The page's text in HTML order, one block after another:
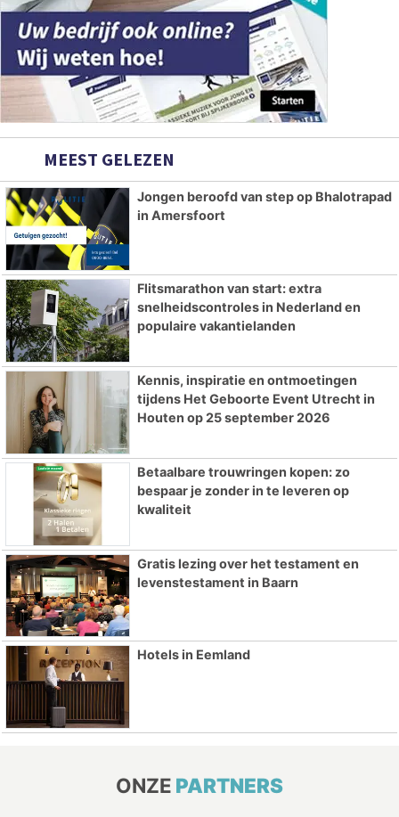
MEEST GELEZEN
Jongen beroofd van step op Bhalotrapad
in Amersfoort
Flitsmarathon van start: extra
snelheidscontroles in Nederland en
populaire vakantielanden
Kennis, inspiratie en ontmoetingen
tijdens Het Geboorte Event Utrecht in
Houten op 25 september 2026
Betaalbare trouwringen kopen: zo
bespaar je zonder in te leveren op
kwaliteit
Gratis lezing over het testament en
levenstestament in Baarn
Hotels in Eemland
ONZE PARTNERS